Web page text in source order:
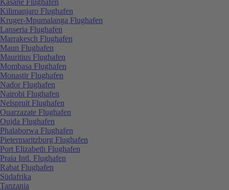
Kilimanjaro Flughafen
Kruger-Mpumalanga Flughafen
Lanseria Flughafen
Marrakesch Flughafen
Maun Flughafen
Mauritius Flughafen
Mombasa Flughafen
Monastir Flughafen
Nador Flughafen
Nairobi Flughafen
Nelspruit Flughafen
Ouarzazate Flughafen
Oujda Flughafen
Phalaborwa Flughafen
Pietermaritzburg Flughafen
Port Elizabeth Flughafen
Praia Intl. Flughafen
Rabat Flughafen
Südafrika
Tanzania